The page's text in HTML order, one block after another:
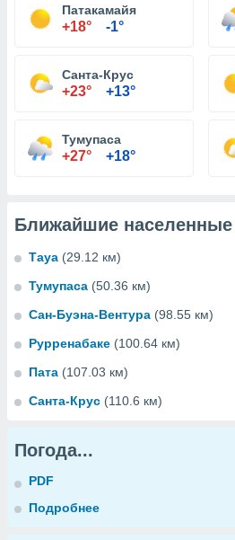
Патакамайя
+18° -1°
Санта-Крус
+23° +13°
Тумупаса
+27° +18°
Ближайшие населенные
Тауа (29.12 км)
Тумупаса (50.36 км)
Сан-Буэна-Вентура (98.55 км)
Рурренабаке (100.64 км)
Пата (107.03 км)
Санта-Крус (110.6 км)
Погода...
PDF
Подробнее